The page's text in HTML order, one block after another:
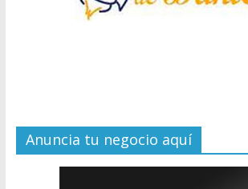
Anuncia tu negocio aquí